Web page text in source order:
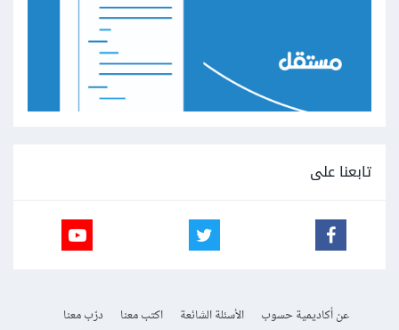
تابعنا على
عن أكاديمية حسوب الأسئلة الشائعة اكتب معنا
درّب معنا